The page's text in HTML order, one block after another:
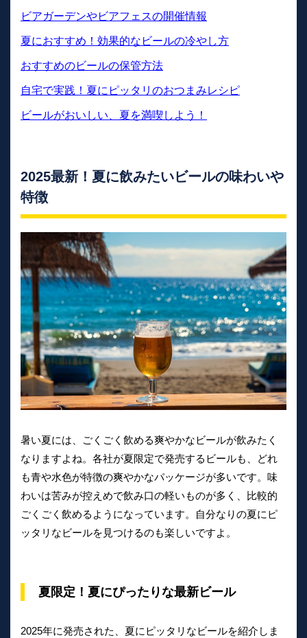
ビアガーデンやビアフェスの開催情報
夏におすすめ！効果的なビールの冷やし方
おすすめのビールの保管方法
自宅で実践！夏にピッタリのおつまみレシピ
ビールがおいしい、夏を満喫しよう！
2025最新！夏に飲みたいビールの味わいや
特徴
暑い夏には、ごくごく飲める爽やかなビールが飲みたく
なりますよね。各社が夏限定で発売するビールも、どれ
も青や水色が特徴の爽やかなパッケージが多いです。味
わいは苦みが控えめで飲み口の軽いものが多く、比較的
ごくごく飲めるようになっています。自分なりの夏にピ
ッタリなビールを見つけるのも楽しいですよ。
夏限定！夏にぴったりな最新ビール
2025年に発売された、夏にピッタリなビールを紹介しま